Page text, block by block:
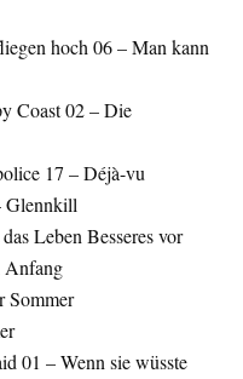
hoch 06 – Man kann
Coast 02 – Die
17 – Déjà-vu
Glennkill
Leben Besseres vor
Anfang
Sommer
01 – Wenn sie wüsste